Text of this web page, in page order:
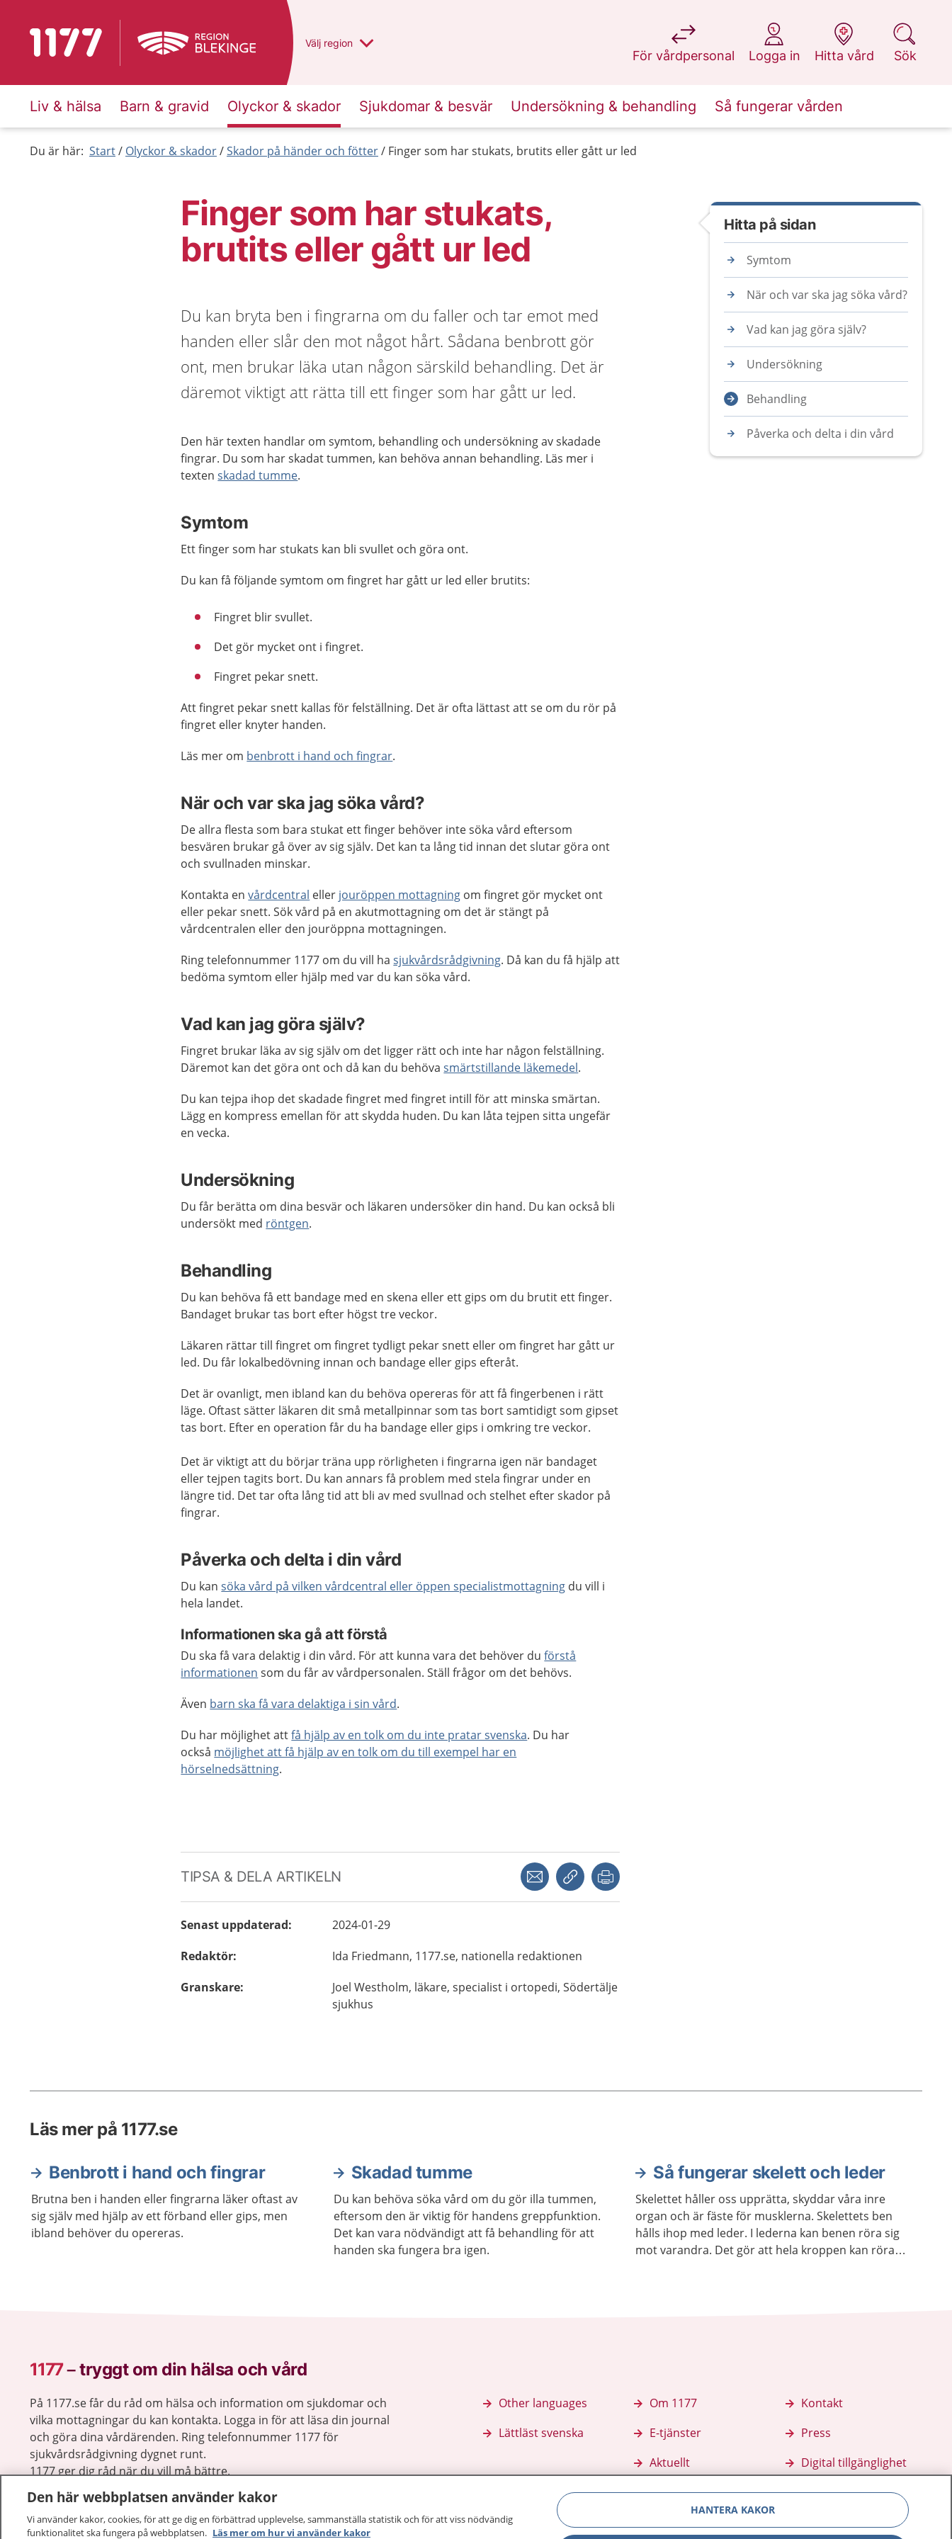
Till startsidan för 1177 Du har valt region
Välj en annan
region
För vårdpersonal
på 1177.se
Logga in
på 1177.se
Hitta vård
på 1177.se
Sök
på 1177.se
Liv & hälsa Barn & gravid Olyckor & skador Sjukdomar & besvär Undersökning & behandling Så fungerar vården
Du är här: Start Olyckor & skador Skador på händer och fötter Finger som har stukats, brutits eller gått ur led
Finger som har stukats,
brutits eller gått ur led
Du kan bryta ben i fingrarna om du faller och tar emot med
handen eller slår den mot något hårt. Sådana benbrott gör
ont, men brukar läka utan någon särskild behandling. Det är
däremot viktigt att rätta till ett finger som har gått ur led.
Den här texten handlar om symtom, behandling och undersökning av skadade
fingrar. Du som har skadat tummen, kan behöva annan behandling. Läs mer i
textenskadad tumme.
Symtom
Ett finger som har stukats kan bli svullet och göra ont.
Du kan få följande symtom om fingret har gått ur led eller brutits:
Fingret blir svullet.
Det gör mycket ont i fingret.
Fingret pekar snett.
Att fingret pekar snett kallas för felställning. Det är ofta lättast att se om du rör på
fingret eller knyter handen.
Läs mer om benbrott i hand och fingrar.
När och var ska jag söka vård?
De allra flesta som bara stukat ett finger behöver inte söka vård eftersom
besvären brukar gå över av sig själv. Det kan ta lång tid innan det slutar göra ont
och svullnaden minskar.
Kontakta envårdcentral eller jouröppen mottagning om fingret gör mycket ont
eller pekar snett. Sök vård på en akutmottagning om det är stängt på
vårdcentralen eller den jouröppna mottagningen.
Ring telefonnummer 1177 om du vill hasjukvårdsrådgivning. Då kan du få hjälp att
bedöma symtom eller hjälp med var du kan söka vård.
Vad kan jag göra själv?
Fingret brukar läka av sig själv om det ligger rätt och inte har någon felställning.
Däremot kan det göra ont och då kan du behövasmärtstillande läkemedel.
Du kan tejpa ihop det skadade fingret med fingret intill för att minska smärtan.
Lägg en kompress emellan för att skydda huden. Du kan låta tejpen sitta ungefär
en vecka.
Undersökning
Du får berätta om dina besvär och läkaren undersöker din hand. Du kan också bli
undersökt med röntgen.
Behandling
Du kan behöva få ett bandage med en skena eller ett gips om du brutit ett finger.
Bandaget brukar tas bort efter högst tre veckor.
Läkaren rättar till fingret om fingret tydligt pekar snett eller om fingret har gått ur
led. Du får lokalbedövning innan och bandage eller gips efteråt.
Det är ovanligt, men ibland kan du behöva opereras för att få fingerbenen i rätt
läge. Oftast sätter läkaren dit små metallpinnar som tas bort samtidigt som gipset
tas bort. Efter en operation får du ha bandage eller gips i omkring tre veckor.
Det är viktigt att du börjar träna upp rörligheten i fingrarna igen när bandaget
eller tejpen tagits bort. Du kan annars få problem med stela fingrar under en
längre tid. Det tar ofta lång tid att bli av med svullnad och stelhet efter skador på
fingrar.
Påverka och delta i din vård
Du kansöka vård på vilken vårdcentral eller öppen specialistmottagning du vill i
hela landet.
Informationen ska gå att förstå
Du ska få vara delaktig i din vård. För att kunna vara det behöver duförstå
informationen som du får av vårdpersonalen. Ställ frågor om det behövs.
Även barn ska få vara delaktiga i sin vård.
Du har möjlighet attfå hjälp av en tolk om du inte pratar svenska. Du har
också möjlighet att få hjälp av en tolk om du till exempel har en
hörselnedsättning.
TIPSA & DELA ARTIKELN Dela via mejlKopiera länk
Senast uppdaterad:
2024-01-29
Redaktör: Ida Friedmann, 1177.se, nationella redaktionen
Granskare: Joel Westholm, läkare, specialist i ortopedi, Södertälje
sjukhus
Hitta på sidan
Symtom
När och var ska jag söka vård?
Vad kan jag göra själv?
Undersökning
Behandling
Påverka och delta i din vård
Läs mer på 1177.se
Benbrott i hand och fingrar
Brutna ben i handen eller fingrarna läker oftast av
sig själv med hjälp av ett förband eller gips, men
ibland behöver du opereras.
Skadad tumme
Du kan behöva söka vård om du gör illa tummen,
eftersom den är viktig för handens greppfunktion.
Det kan vara nödvändigt att få behandling för att
handen ska fungera bra igen.
Så fungerar skelett och leder
Skelettet håller oss upprätta, skyddar våra inre
organ och är fäste för musklerna. Skelettets ben
hålls ihop med leder. I lederna kan benen röra sig
mot varandra. Det gör att hela kroppen kan röra
1177–tryggt om din hälsa och vård
På 1177.se får du råd om hälsa och information om sjukdomar och
vilka mottagningar du kan kontakta. Logga in för att läsa din journal
och göra dina vårdärenden. Ring telefonnummer 1177 för
sjukvårdsrådgivning dygnet runt.
1177 ger dig råd när du vill må bättre.
Other languages
Lättläst svenska
Om 1177
E-tjänster
Aktuellt
Kontakt
Press
Digital tillgänglighet
Den här webbplatsen använder kakor
Vi använder kakor, cookies, för att ge dig en förbättrad upplevelse, sammanställa statistik och för att viss nödvändig
funktionalitet ska fungera på webbplatsen. Läs mer om hur vi använder kakor
HANTERA KAKOR